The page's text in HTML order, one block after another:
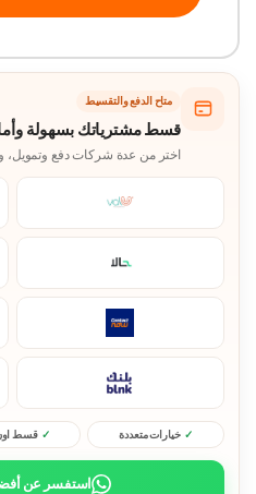
متاح الدفع والتقسيط
قسط مشترياتك بسهولة
اختر من عدة شركات دفع وتمويل،
خيارات متعددة قسط
استفسر عن